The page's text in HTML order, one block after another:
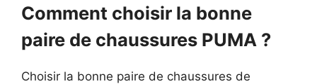
Comment choisir la bonne
paire de chaussures PUMA ?
Choisir la bonne paire de chaussures de